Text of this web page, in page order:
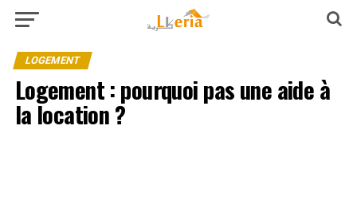
LOGEMENT
Logement : pourquoi pas une aide à
la location ?